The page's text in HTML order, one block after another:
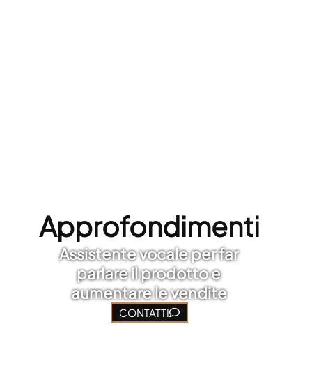
Approfondimenti
Assistente vocale per far
parlare il prodotto e
aumentare le vendite
CONTATTI